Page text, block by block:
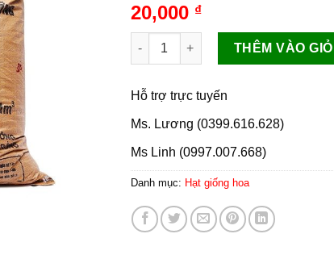
20,000 ₫
ĐẤT SẠCH TRIBAT GIÀU DINH
THÊM VÀO
Hỗ trợ trực tuyến
Ms. Lương (0399.616.628)
Ms Linh (0997.007.668)
Danh mục: Hạt giống hoa